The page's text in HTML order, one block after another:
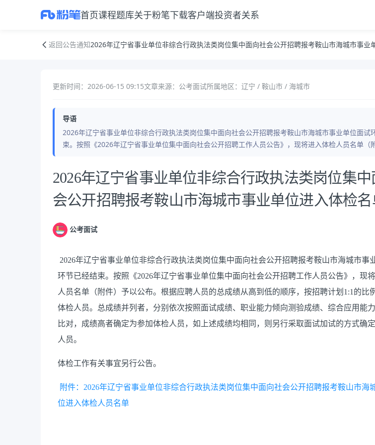
首页课程题库关于粉笔下载客户端投资者关系
返回公告通知2026年辽宁省事业单位非综合行政执法类岗位集中面向社会公开招聘报考鞍山市海城市事业
更新时间：2026-06-15 09:15文章来源：公考面试所属地区：辽宁 / 鞍山市 / 海城市
导语
2026年辽宁省事业单位非综合行政执法类岗位集中面向社会公开招聘报考鞍山市海城市事业单位面试
束。按照《2026年辽宁省事业单位集中面向社会公开招聘工作人员公告》，现将进入体检人员名单（附
公告正文
2026年辽宁省事业单位非综合行政执法类岗位集
会公开招聘报考鞍山市海城市事业单位进入体检
公考面试
2026年辽宁省事业单位非综合行政执法类岗位集中面向社会公开招聘报考鞍山市海城市事
环节已经结束。按照《2026年辽宁省事业单位集中面向社会公开招聘工作人员公告》，现
人员名单（附件）予以公布。根据应聘人员的总成绩从高到低的顺序，按招聘计划1:1的比
体检人员。总成绩并列者，分别依次按照面试成绩、职业能力倾向测验成绩、综合应用能
比对，成绩高者确定为参加体检人员，如上述成绩均相同，则另行采取面试加试的方式确
人员。
体检工作有关事宜另行公告。
附件：2026年辽宁省事业单位非综合行政执法类岗位集中面向社会公开招聘报考鞍山市海
位进入体检人员名单